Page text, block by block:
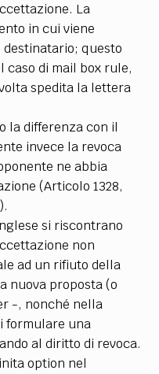
La
in cui viene
questo
caso di mail box rule,
spedita la lettera
la differenza con il
invece la revoca
ne abbia
(Articolo 1328,
si riscontrano
non
ad un rifiuto della
nuova proposta (o
-, nonché nella
formulare una
al diritto di revoca.
option nel